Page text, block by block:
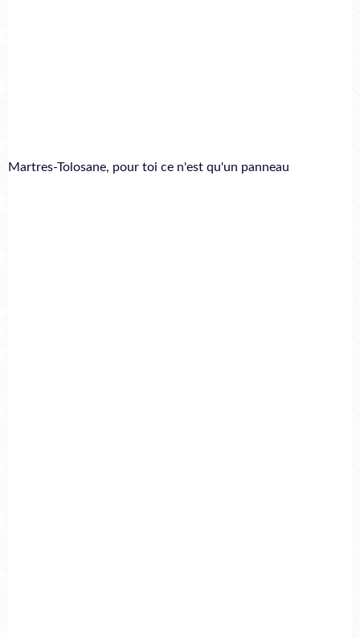
Martres-Tolosane, pour toi ce n'est qu'un panneau